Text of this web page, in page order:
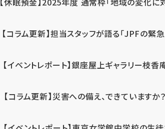
【コラム更新】担当スタッフが語る「JPFの緊
【イベントレポート】銀座屋上ギャラリー枝
【コラム更新】災害への備え、できています